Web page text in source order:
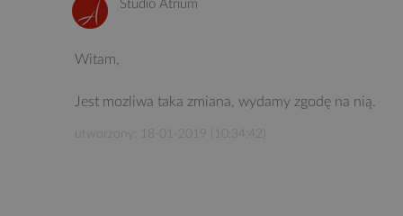
Studio Atrium
Witam,
Jest mozliwa taka zmiana, wydamy zgodę na nią.
utworzony: 18-01-2019 (10:34:42)